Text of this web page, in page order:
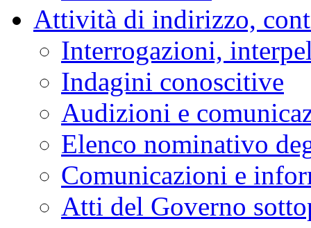
Attività di indirizzo,
Interrogazioni,
Indagini conoscitive
Audizioni e
Elenco nominativo
Comunicazioni e
Atti del Governo